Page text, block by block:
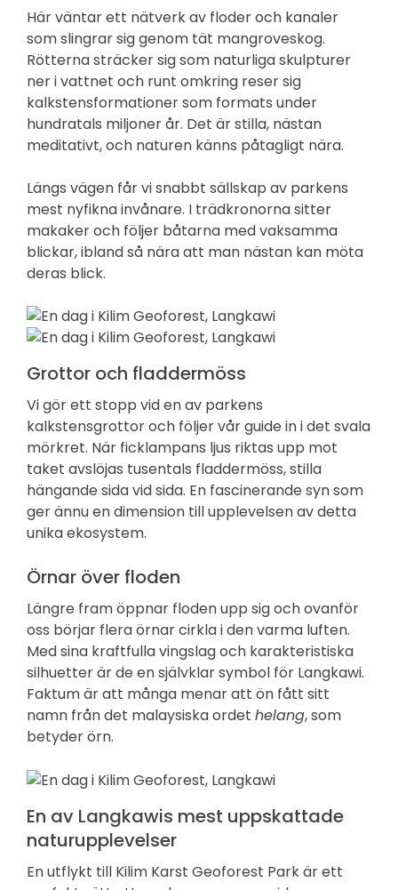
Här väntar ett nätverk av floder och kanaler
som slingrar sig genom tät mangroveskog.
Rötterna sträcker sig som naturliga skulpturer
ner i vattnet och runt omkring reser sig
kalkstensformationer som formats under
hundratals miljoner år. Det är stilla, nästan
meditativt, och naturen känns påtagligt nära.
Längs vägen får vi snabbt sällskap av parkens
mest nyfikna invånare. I trädkronorna sitter
makaker och följer båtarna med vaksamma
blickar, ibland så nära att man nästan kan möta
deras blick.
Grottor och fladdermöss
Vi gör ett stopp vid en av parkens
kalkstensgrottor och följer vår guide in i det svala
mörkret. När ficklampans ljus riktas upp mot
taket avslöjas tusentals fladdermöss, stilla
hängande sida vid sida. En fascinerande syn som
ger ännu en dimension till upplevelsen av detta
unika ekosystem.
Örnar över floden
Längre fram öppnar floden upp sig och ovanför
oss börjar flera örnar cirkla i den varma luften.
Med sina kraftfulla vingslag och karakteristiska
silhuetter är de en självklar symbol för Langkawi.
Faktum är att många menar att ön fått sitt
namn från det malaysiska ordet helang, som
betyder örn.
En av Langkawis mest uppskattade
naturupplevelser
En utflykt till Kilim Karst Geoforest Park är ett